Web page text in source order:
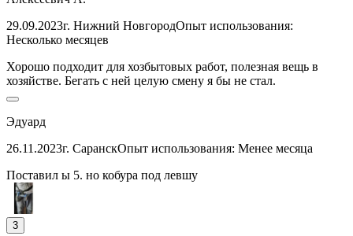
29.09.2023г. Нижний НовгородОпыт использования:
Несколько месяцев
Хорошо подходит для хозбытовых работ, полезная вещь в
хозяйстве. Бегать с ней целую смену я бы не стал.
Эдуард
26.11.2023г. СаранскОпыт использования: Менее месяца
Поставил ы 5. но кобура под левшу
3